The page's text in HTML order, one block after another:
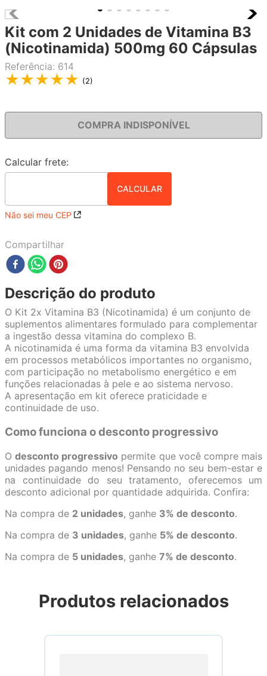
Kit com 2 Unidades de Vitamina B3
(Nicotinamida) 500mg 60 Cápsulas
Referência: 614
★★★★★ (2)
COMPRA INDISPONÍVEL
Não sei meu CEP
Compartilhar
Descrição do produto
O Kit 2x Vitamina B3 (Nicotinamida) é um conjunto de
suplementos alimentares formulado para complementar
a ingestão dessa vitamina do complexo B.
A nicotinamida é uma forma da vitamina B3 envolvida
em processos metabólicos importantes no organismo,
com participação no metabolismo energético e em
funções relacionadas à pele e ao sistema nervoso.
A apresentação em kit oferece praticidade e
continuidade de uso.
Como funciona o desconto progressivo
Odesconto progressivo permite que você compre mais
unidades pagando menos! Pensando no seu bem-estar e
na continuidade do seu tratamento, oferecemos um
desconto adicional por quantidade adquirida. Confira:
Na compra de 2 unidades, ganhe 3% de desconto.
Na compra de 3 unidades, ganhe 5% de desconto.
Na compra de 5 unidades, ganhe 7% de desconto.
Produtos relacionados